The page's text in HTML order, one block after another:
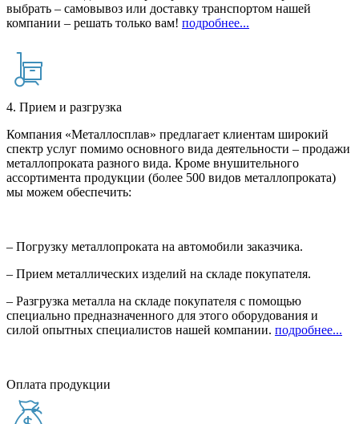
выбрать – самовывоз или доставку транспортом нашей
компании – решать только вам! подробнее...
4. Прием и разгрузка
Компания «Металлосплав» предлагает клиентам широкий
спектр услуг помимо основного вида деятельности – продажи
металлопроката разного вида. Кроме внушительного
ассортимента продукции (более 500 видов металлопроката)
мы можем обеспечить:
– Погрузку металлопроката на автомобили заказчика.
– Прием металлических изделий на складе покупателя.
– Разгрузка металла на складе покупателя с помощью
специально предназначенного для этого оборудования и
силой опытных специалистов нашей компании. подробнее...
Оплата продукции